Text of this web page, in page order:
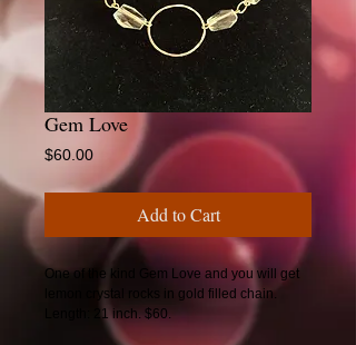
Gem Love
$60.00Price
Add to Cart
One of the kind Gem Love and you will get
lemon crystal rocks in gold filled chain.
Length: 21 inch. $60.